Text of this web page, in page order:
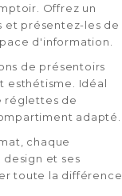
Offrez un
et présentez-les de
d'information.
de présentoirs
esthétisme. Idéal
réglettes de
adapté.
chaque
et ses
toute la différence